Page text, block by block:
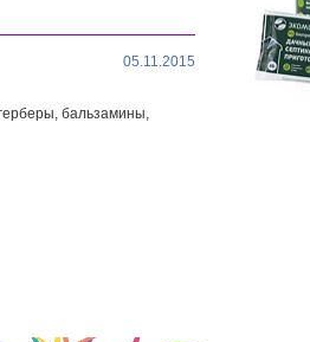
05.11.2015
бальзамины,